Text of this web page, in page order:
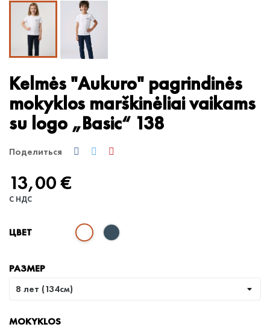
Kelmės "Aukuro" pagrindinės
mokyklos marškinėliai vaikams
su logo „Basic“ 138
Поделиться
13,00 €
С НДС
ЦВЕТ
РАЗМЕР
MOKYKLOS